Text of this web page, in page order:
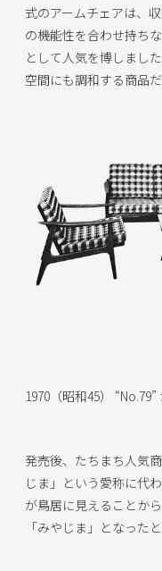
式のアームチェアは、
の機能性を合わせ持ち
として人気を博しまし
空間にも調和する商品
1970（昭和45）
発売後、たちまち人気
じま」という愛称に代
が鳥居に見えることか
「みやじま」となった